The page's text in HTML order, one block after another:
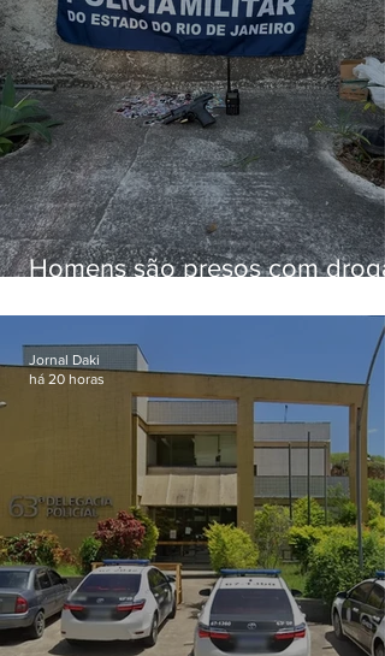
Homens são presos com
Jornal Daki
há 20 horas